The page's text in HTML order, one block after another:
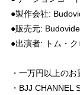
●製作会社:
●販売元:
●出演者: トム・
・一万円以上の
・BJJ CHANNEL